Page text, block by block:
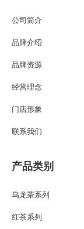
公司简介
品牌介绍
品牌资源
经营理念
门店形象
联系我们
产品类别
乌龙茶系列
红茶系列